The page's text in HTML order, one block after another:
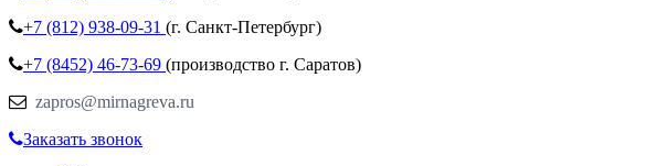
+7 (812) 938-09-31 (г. Санкт-Петербург)
+7 (8452) 46-73-69 (производство г. Саратов)
zapros@mirnagreva.ru
Заказать звонок